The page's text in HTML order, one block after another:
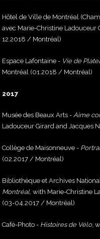
Hôtel de Ville de Montréal
avec Marie-Christine Ladouceur
12.2018 / Montréal)
Espace Lafontaine - Vie de
Montréal (01.2018 / Montréal)
2017
Musée des Beaux Arts -Aime
Ladouceur Girard and Jacques
Collège de Maisonneuve -
(02.2017 / Montréal)
Bibliothèque et Archives
Montréal , with Marie-Christine
(03-04.2017 / Montréal)
Café-Photo - Histoires de Vélo,